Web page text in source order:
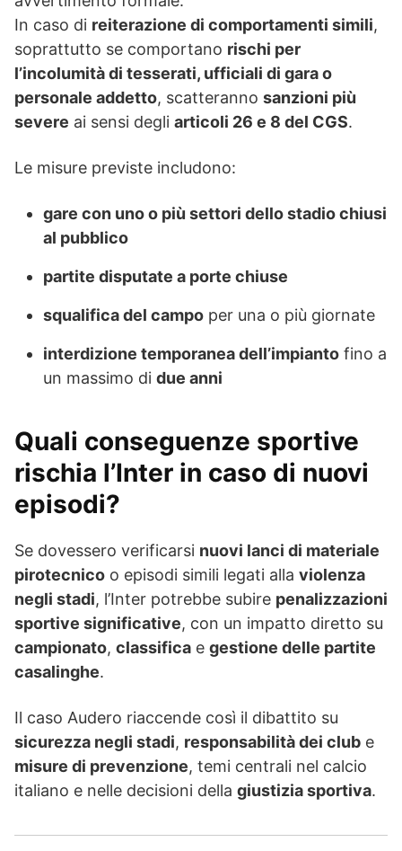
In caso di reiterazione di comportamenti simili,
soprattutto se comportano rischi per
l’incolumità di tesserati, ufficiali di gara o
personale addetto, scatteranno sanzioni più
severe ai sensi degli articoli 26 e 8 del CGS.
Le misure previste includono:
gare con uno o più settori dello stadio chiusi
al pubblico
partite disputate a porte chiuse
squalifica del campo per una o più giornate
interdizione temporanea dell’impianto fino a
un massimo di due anni
Quali conseguenze sportive
rischia l’Inter in caso di nuovi
episodi?
Se dovessero verificarsi nuovi lanci di materiale
pirotecnico o episodi simili legati alla violenza
negli stadi, l’Inter potrebbe subire penalizzazioni
sportive significative, con un impatto diretto su
campionato, classifica e gestione delle partite
casalinghe.
Il caso Audero riaccende così il dibattito su
sicurezza negli stadi, responsabilità dei club e
misure di prevenzione, temi centrali nel calcio
italiano e nelle decisioni della giustizia sportiva.